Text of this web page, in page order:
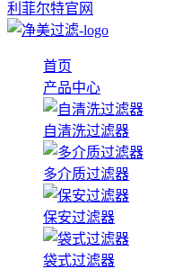
利菲尔特官网
首页
产品中心
自清洗过滤器
多介质过滤器
保安过滤器
袋式过滤器